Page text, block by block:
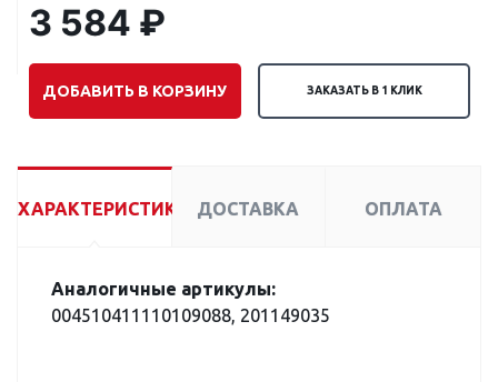
3 584 ₽
ДОБАВИТЬ В КОРЗИНУ ЗАКАЗАТЬ В 1 КЛИК
ХАРАКТЕРИСТИКИ ДОСТАВКА ОПЛАТА
Аналогичные артикулы:
004510411110109088, 201149035